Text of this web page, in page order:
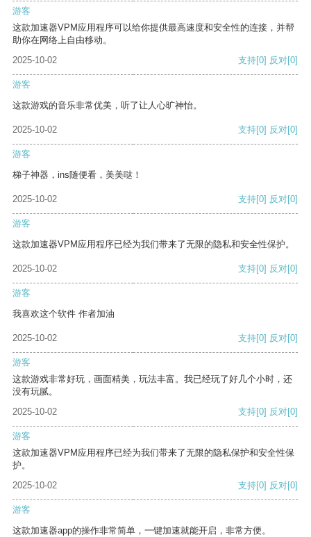
游客
这款加速器VPM应用程序可以给你提供最高速度和安全性的连接，并帮
助你在网络上自由移动。
2025-10-02
支持[0] 反对[0]
游客
这款游戏的音乐非常优美，听了让人心旷神怡。
2025-10-02 支持[0] 反对[0]
游客
梯子神器，ins随便看，美美哒！
2025-10-02 支持[0] 反对[0]
游客
这款加速器VPM应用程序已经为我们带来了无限的隐私和安全性保护。
2025-10-02 支持[0] 反对[0]
游客
我喜欢这个软件 作者加油
2025-10-02 支持[0] 反对[0]
游客
这款游戏非常好玩，画面精美，玩法丰富。我已经玩了好几个小时，还
没有玩腻。
2025-10-02
支持[0] 反对[0]
游客
这款加速器VPM应用程序已经为我们带来了无限的隐私保护和安全性保
护。
2025-10-02
支持[0] 反对[0]
游客
这款加速器app的操作非常简单，一键加速就能开启，非常方便。